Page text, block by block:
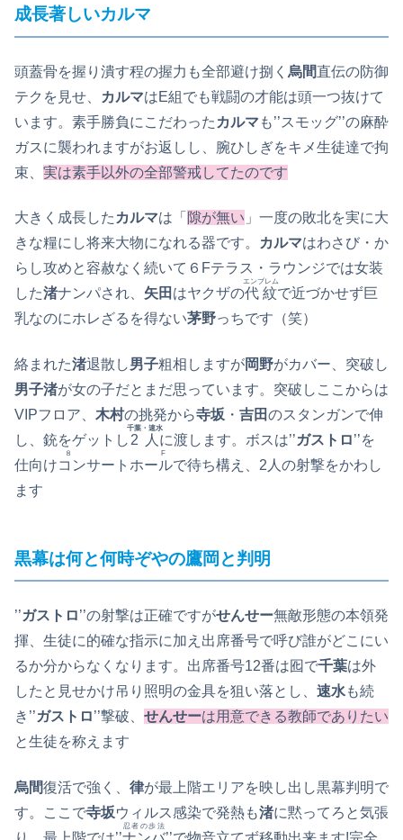
成長著しいカルマ
頭蓋骨を握り潰す程の握力も全部避け捌く 烏間直伝の防御
テクを見せ、
カルマはE組でも戦闘の才能は頭一つ抜けて
います。素手勝負にこだわった カルマ も’’スモッグ’’の麻酔
ガスに襲われますがお返しし、腕ひしぎをキメ生徒達で拘
束、 実は素手以外の全部警戒してたのです
大きく成長した カルマは「 隙が無い 」一度の敗北を実に大
きな糧にし将来大物になれる器です。
カルマはわさび・か
らし攻めと容赦なく続いて６Fテラス・ラウンジでは女装
した渚ナンパされ、 矢田 はヤクザの代紋
エンブレム
で近づかせず巨
乳なのにホレざるを得ない茅野っちです（笑）
絡まれた渚退散し男子粗相しますが岡野がカバー、突破し
男子渚が女の子だとまだ思っています。突破しここからは
VIPフロア、 木村の挑発から寺坂 ・ 吉田のスタンガンで伸
し、銃をゲットし 2人
千葉・速水
に渡します。ボスは’’ガストロ’’を
仕向けコンサートホール
８F
で待ち構え、2人の射撃をかわし
ます
黒幕は何と何時ぞやの鷹岡と判明
’’ガストロ’’の射撃は正確ですがせんせー無敵形態の本領発
揮、生徒に的確な指示に加え出席番号で呼び誰がどこにい
るか分からなくなります。出席番号12番は囮で千葉は外
したと見せかけ吊り照明の金具を狙い落とし、 速水も続
き’’ガストロ’’撃破、 せんせーは用意できる教師でありたい
と生徒を称えます
烏間復活で強く、 律が最上階エリアを映し出し黒幕判明で
す。ここで寺坂ウィルス感染で発熱も渚に黙ってろと気張
忍者の歩法